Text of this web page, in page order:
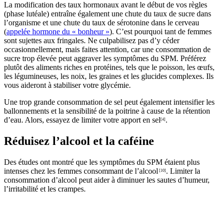
La modification des taux hormonaux avant le début de vos règles
(phase lutéale) entraîne également une chute du taux de sucre dans
l’organisme et une chute du taux de sérotonine dans le cerveau
(appelée hormone du « bonheur »). C’est pourquoi tant de femmes
sont sujettes aux fringales. Ne culpabilisez pas d’y céder
occasionnellement, mais faites attention, car une consommation de
sucre trop élevée peut aggraver les symptômes du SPM. Préférez
plutôt des aliments riches en protéines, tels que le poisson, les œufs,
les légumineuses, les noix, les graines et les glucides complexes. Ils
vous aideront à stabiliser votre glycémie.
Une trop grande consommation de sel peut également intensifier les
ballonnements et la sensibilité de la poitrine à cause de la rétention
d’eau. Alors, essayez de limiter votre apport en sel[4] .
Réduisez l’alcool et la caféine
Des études ont montré que les symptômes du SPM étaient plus
intenses chez les femmes consommant de l’alcool [10] . Limiter la
consommation d’alcool peut aider à diminuer les sautes d’humeur,
l’irritabilité et les crampes.